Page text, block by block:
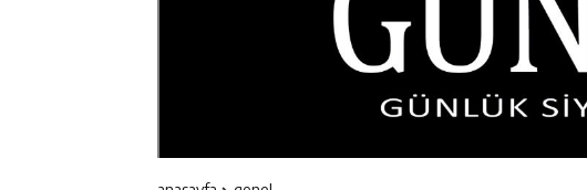
11:39 Kahraman Tanoğlu Camii